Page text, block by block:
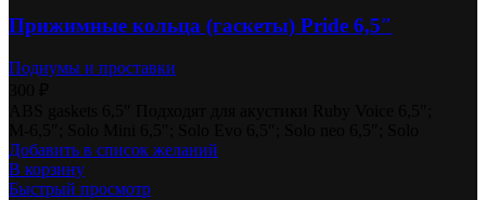
Прижимные кольца (гаскеты) Pride 6,5″
Подиумы и проставки
Добавить в список желаний
В корзину
Быстрый просмотр